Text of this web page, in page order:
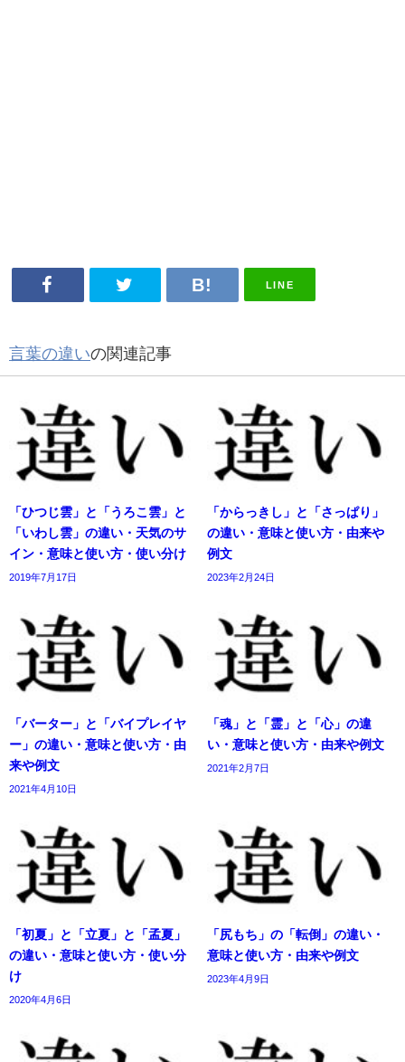
LINE
言葉の違いの関連記事
「ひつじ雲」と「うろこ雲」と
「いわし雲」の違い・天気のサ
イン・意味と使い方・使い分け
2019年7月17日
「からっきし」と「さっぱり」
の違い・意味と使い方・由来や
例文
2023年2月24日
「バーター」と「バイプレイヤ
ー」の違い・意味と使い方・由
来や例文
2021年4月10日
「魂」と「霊」と「心」の違
い・意味と使い方・由来や例文
2021年2月7日
「初夏」と「立夏」と「孟夏」
の違い・意味と使い方・使い分
け
2020年4月6日
「尻もち」の「転倒」の違い・
意味と使い方・由来や例文
2023年4月9日